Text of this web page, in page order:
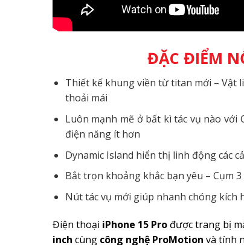
ĐẶC ĐIỂM
Thiết kế khung viền từ titan mới – Vật
thoải mái
Luôn mạnh mẽ ở bất kì tác vụ nào
điện năng ít hơn
Dynamic Island hiển thị linh động các
Bắt trọn khoảng khắc bạn yêu – Cụm
Nút tác vụ mới giúp nhanh chóng kích
Điện thoại iPhone 15 Pro được trang bị
inch cùng công nghệ ProMotion và tính